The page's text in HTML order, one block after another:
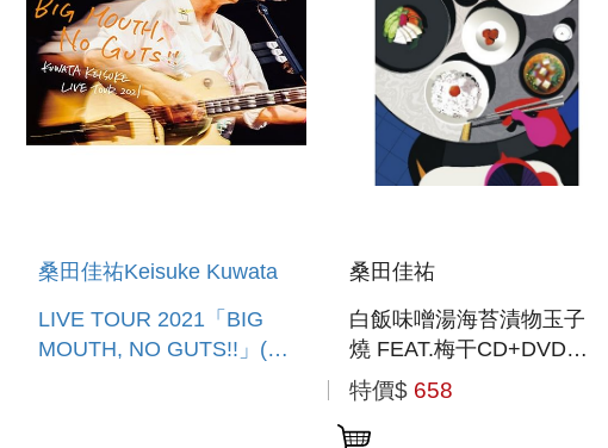
桑田佳祐Keisuke Kuwata
LIVE TOUR 2021「BIG
MOUTH, NO GUTS!!」(日
桑田佳祐
白飯味噌湯海苔漬物玉子
燒 FEAT.梅干CD+DVD演
唱會 豪華初回盤
特價$ 658